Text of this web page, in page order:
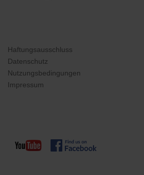
Haftungsausschluss
Datenschutz
Nutzungsbedingungen
Impressum